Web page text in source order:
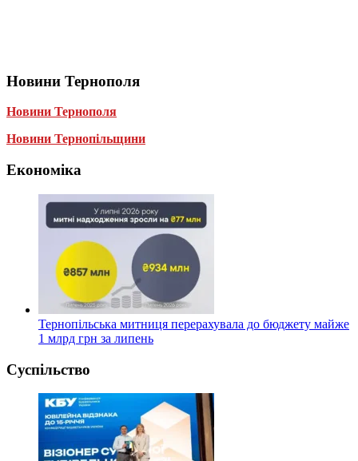
Новини Тернополя
Новини Тернополя
Новини Тернопільщини
Економіка
Тернопільська митниця перерахувала до бюджету майже
1 млрд грн за липень
Суспільство